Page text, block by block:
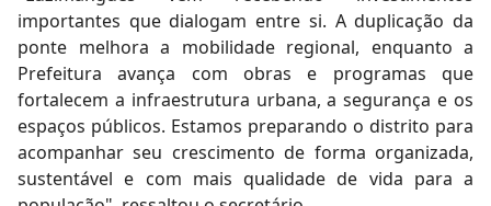
importantes que dialogam entre si. A duplicação da
ponte melhora a mobilidade regional, enquanto a
Prefeitura avança com obras e programas que
fortalecem a infraestrutura urbana, a segurança e os
espaços públicos. Estamos preparando o distrito para
acompanhar seu crescimento de forma organizada,
sustentável e com mais qualidade de vida para a